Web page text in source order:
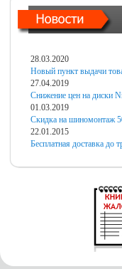
28.03.2020
Новый пункт выдачи
27.04.2019
Снижение цен на диски
01.03.2019
Скидка на шиномонтаж
22.01.2015
Бесплатная доставка до